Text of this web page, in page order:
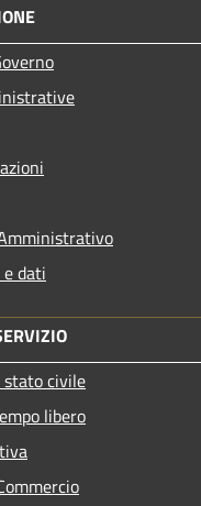
dati
stato civile
libero